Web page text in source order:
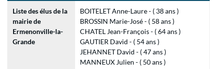
Liste des élus de la
mairie de
Ermenonville-la-
Grande
BOITELET Anne-Laure - ( 38 ans )
BROSSIN Marie-José - ( 58 ans )
CHATEL Jean-François - ( 64 ans )
GAUTIER David - ( 54 ans )
JEHANNET David - ( 47 ans )
MANNEUX Julien - ( 50 ans )